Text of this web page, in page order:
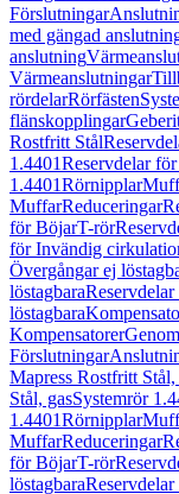
Förslutningar
med gängad
anslutning
Värmeanslutningar
rördelarRörfästen
flänskopplingar
Rostfritt Stål
1.4401Reservdelar
1.4401Rörnipplar
MuffarReduceringar
för BöjarT-rör
för Invändig
Övergångar ej
löstagbara
löstagbara
Kompensatorer
Förslutningar
Mapress Rostfritt Stål,
Stål, gasSystemrör
1.4401Rörnipplar
MuffarReduceringar
för BöjarT-rör
löstagbara